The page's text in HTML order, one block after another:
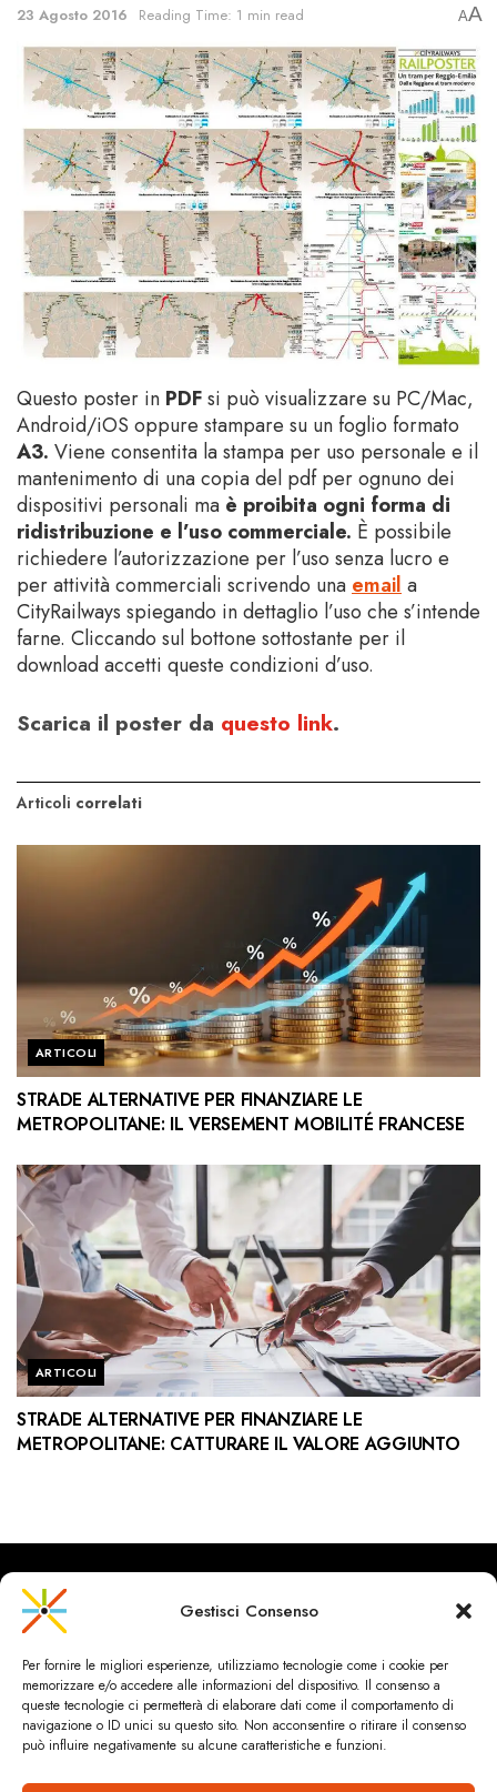
Gestisci Consenso
Per fornire le migliori esperienze, utilizziamo tecnologie come i cookie per
memorizzare e/o accedere alle informazioni del dispositivo. Il consenso a
queste tecnologie ci permetterà di elaborare dati come il comportamento di
navigazione o ID unici su questo sito. Non acconsentire o ritirare il consenso
può influire negativamente su alcune caratteristiche e funzioni.
23 Agosto 2016 Reading Time: 1 min read AA
Questo poster in PDFsi può visualizzare su PC/Mac,
Android/iOS oppure stampare su un foglio formato
A3. Viene consentita la stampa per uso personale e il
mantenimento di una copia del pdf per ognuno dei
dispositivi personali ma è proibita ogni forma di
ridistribuzione e l’uso commerciale. È possibile
richiedere l’autorizzazione per l’uso senza lucro e
per attività commerciali scrivendo unaemaila
CityRailways spiegando in dettaglio l’uso che s’intende
farne. Cliccando sul bottone sottostante per il
download accetti queste condizioni d’uso.
Scarica il poster da questo link.
Articoli correlati
ARTICOLI
STRADE ALTERNATIVE PER FINANZIARE LE
METROPOLITANE: IL VERSEMENT MOBILITÉ FRANCESE
ARTICOLI
STRADE ALTERNATIVE PER FINANZIARE LE
METROPOLITANE: CATTURARE IL VALORE AGGIUNTO
CityRailways è un sito indipendente che discute argomenti di
urbanistica e trasporto collettivo argomentando con metodo
scientifico sulla base di dati ed esperienze.
HOME CHI SIAMO & CONTATTI PRIVACY & COOKIES